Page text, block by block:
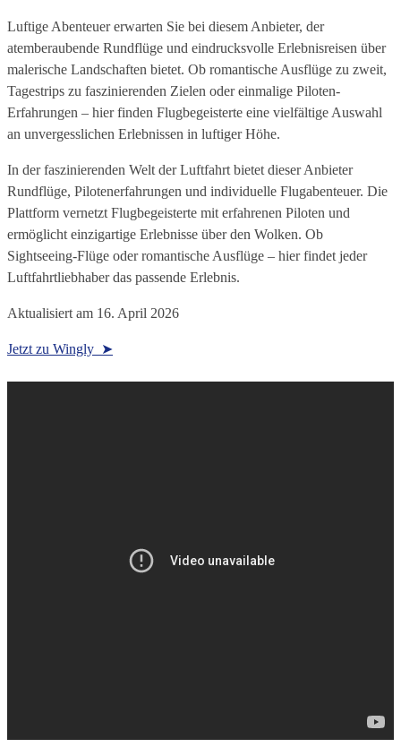
Luftige Abenteuer erwarten Sie bei diesem Anbieter, der
atemberaubende Rundflüge und eindrucksvolle Erlebnisreisen über
malerische Landschaften bietet. Ob romantische Ausflüge zu zweit,
Tagestrips zu faszinierenden Zielen oder einmalige Piloten-
Erfahrungen – hier finden Flugbegeisterte eine vielfältige Auswahl
an unvergesslichen Erlebnissen in luftiger Höhe.
In der faszinierenden Welt der Luftfahrt bietet dieser Anbieter
Rundflüge, Pilotenerfahrungen und individuelle Flugabenteuer. Die
Plattform vernetzt Flugbegeisterte mit erfahrenen Piloten und
ermöglicht einzigartige Erlebnisse über den Wolken. Ob
Sightseeing-Flüge oder romantische Ausflüge – hier findet jeder
Luftfahrtliebhaber das passende Erlebnis.
Aktualisiert am 16. April 2026
Jetzt zu Wingly ➤